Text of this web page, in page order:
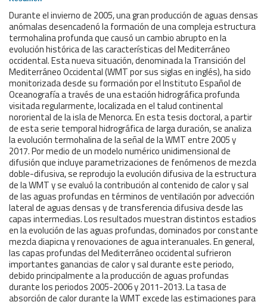
Durante el invierno de 2005, una gran producción de aguas densas
anómalas desencadenó la formación de una compleja estructura
termohalina profunda que causó un cambio abrupto en la
evolución histórica de las características del Mediterráneo
occidental. Esta nueva situación, denominada la Transición del
Mediterráneo Occidental (WMT por sus siglas en inglés), ha sido
monitorizada desde su formación por el Instituto Español de
Oceanografía a través de una estación hidrográfica profunda
visitada regularmente, localizada en el talud continental
nororiental de la isla de Menorca. En esta tesis doctoral, a partir
de esta serie temporal hidrográfica de larga duración, se analiza
la evolución termohalina de la señal de la WMT entre 2005 y
2017. Por medio de un modelo numérico unidimensional de
difusión que incluye parametrizaciones de fenómenos de mezcla
doble-difusiva, se reprodujo la evolución difusiva de la estructura
de la WMT y se evaluó la contribución al contenido de calor y sal
de las aguas profundas en términos de ventilación por advección
lateral de aguas densas y de transferencia difusiva desde las
capas intermedias. Los resultados muestran distintos estadios
en la evolución de las aguas profundas, dominados por constante
mezcla diapicna y renovaciones de agua interanuales. En general,
las capas profundas del Mediterráneo occidental sufrieron
importantes ganancias de calor y sal durante este periodo,
debido principalmente a la producción de aguas profundas
durante los periodos 2005-2006 y 2011-2013. La tasa de
absorción de calor durante la WMT excede las estimaciones para